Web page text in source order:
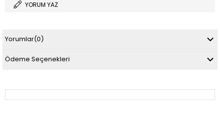
YORUM YAZ
Yorumlar(0)
Ödeme Seçenekleri